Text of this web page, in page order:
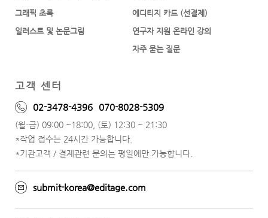
그래픽 초록
일러스트 및 논문그림
에디티지 카드 (선결제)
연구자 지원 온라인 강의
자주 묻는 질문
고객 센터
02-3478-4396 070-8028-5309
(월-금) 09:00 ~18:00, (토) 12:30 ~ 21:30
*작업 접수는 24시간 가능합니다.
*기관고객 / 결제관련 문의는 평일에만 가능합니다.
submit-korea@editage.com